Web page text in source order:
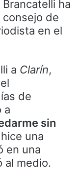
ha
de
en el
a Clarín,
de
a
sin
una
en una
al medio.